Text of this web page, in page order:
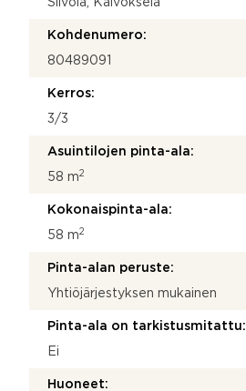
Silvola, Kaivoksela
Kohdenumero:
80489091
Kerros:
3/3
Asuintilojen pinta-ala:
58 m2
Kokonaispinta-ala:
58 m2
Pinta-alan peruste:
Yhtiöjärjestyksen mukainen
Pinta-ala on tarkistusmitattu:
Ei
Huoneet: